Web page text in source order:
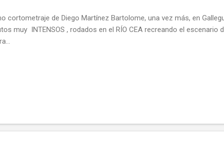
cortometraje de Diego Martínez Bartolome, una vez más, en
muy INTENSOS , rodados en el RÍO CEA recreando el escenario